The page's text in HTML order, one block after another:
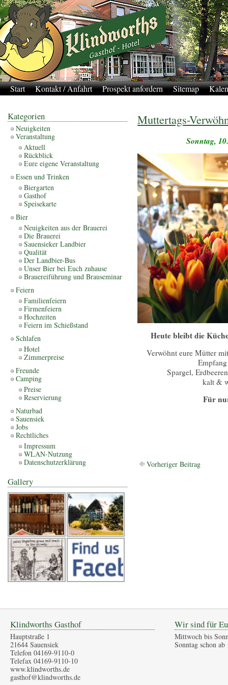
Start Kontakt / Anfahrt Prospekt anfordern Sitemap
Muttertags-
Sonntag,
Heute bleibt die
Verwöhnt eure Mütter
Spargel,
kalt &
Für
Vorheriger Beitrag
Kategorien
Neuigkeiten
Veranstaltung
Aktuell
Rückblick
Eure eigene Veranstaltung
Essen und Trinken
Biergarten
Gasthof
Speisekarte
Bier
Neuigkeiten aus der Brauerei
Die Brauerei
Sauensieker Landbier
Qualität
Der Landbier-Bus
Unser Bier bei Euch zuhause
Brauereiführung und Brauseminar
Feiern
Familienfeiern
Firmenfeiern
Hochzeiten
Feiern im Schießstand
Schlafen
Hotel
Zimmerpreise
Freunde
Camping
Preise
Reservierung
Naturbad
Sauensiek
Jobs
Rechtliches
Impressum
WLAN-Nutzung
Datenschutzerklärung
Gallery
Klindworths Gasthof
Hauptstraße 1
21644 Sauensiek
Telefon 04169-9110-0
Telefax 04169-9110-10
www.klindworths.de
gasthof@klindworths.de
Wir sind für
Mittwoch bis
Sonntag schon